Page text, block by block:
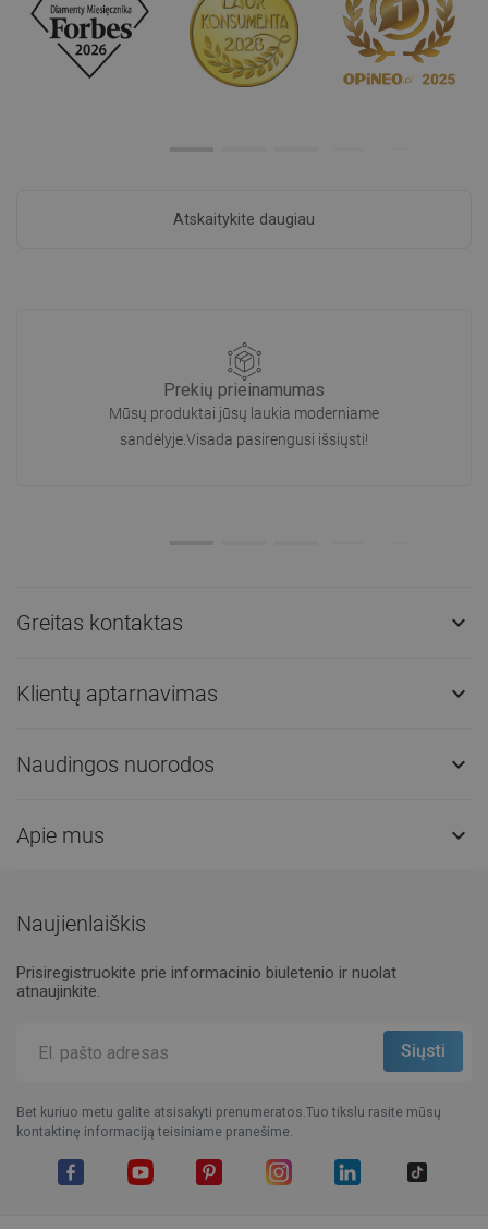
Atskaitykite daugiau
Prekių prieinamumas
Mūsų produktai jūsų laukia moderniame
sandėlyje.Visada pasirengusi išsiųsti!
Greitas kontaktas 
Klientų aptarnavimas 
Naudingos nuorodos 
Apie mus 
Naujienlaiškis
Prisiregistruokite prie informacinio biuletenio ir nuolat
atnaujinkite.
Bet kuriuo metu galite atsisakyti prenumeratos.Tuo tikslu rasite mūsų
kontaktinę informaciją teisiniame pranešime.